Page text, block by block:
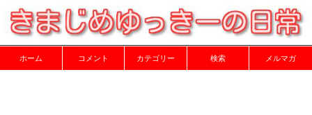
ホーム コメント カテゴリー 検索 メルマガ